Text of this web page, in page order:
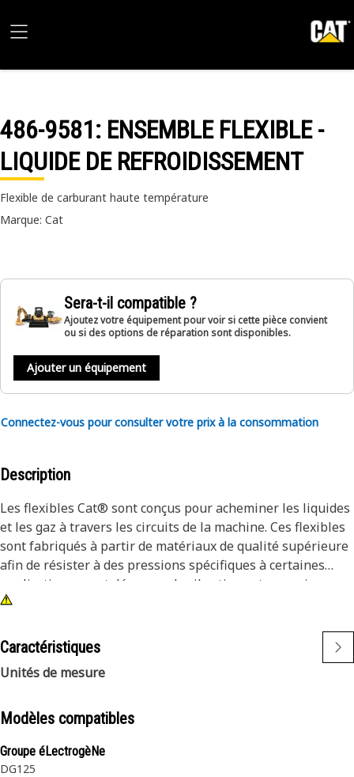
486-9581: ENSEMBLE FLEXIBLE -
LIQUIDE DE REFROIDISSEMENT
Flexible de carburant haute température
Marque: Cat
Sera-t-il compatible ?
Ajoutez votre équipement pour voir si cette pièce convient
ou si des options de réparation sont disponibles.
Ajouter un équipement
Connectez-vous pour consulter votre prix à la consommation
Description
Les flexibles Cat® sont conçus pour acheminer les liquides
et les gaz à travers les circuits de la machine. Ces flexibles
sont fabriqués à partir de matériaux de qualité supérieure
afin de résister à des pressions spécifiques à certaines
applications, aux tolérances de vibrations et aux exigences
de débit pour les équipements à usage intensif Cat. Les
processus de test les plus rigoureux du secteur. Chaque
combinaison de flexibles et de raccords Cat® est testée en
tant que système afin d’assurer un ajustement parfait
Le tuyau est fabriqué dans un tube en gomme synthétique.
extérieur est résistant à l’huile et aux intempéries.
Caractéristiques
Unités de mesure
Modèles compatibles
Groupe éLectrogèNe
DG125